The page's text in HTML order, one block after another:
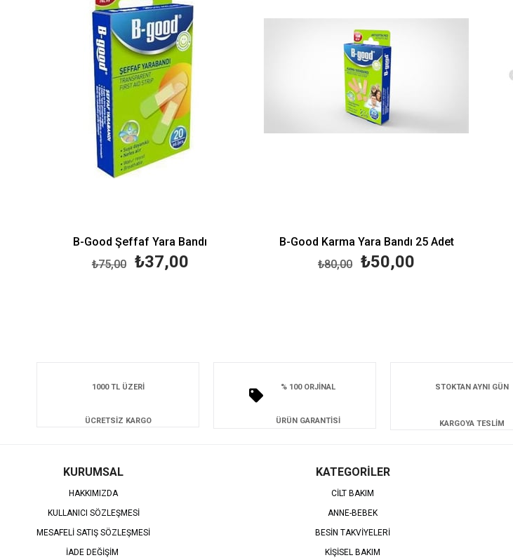
B-Good Şeffaf Yara Bandı
₺37,00
₺75,00
B-Good Karma Yara Bandı 25 Adet
₺50,00
₺80,00
1000 TL ÜZERİ
ÜCRETSİZ KARGO
% 100 ORJİNAL
ÜRÜN GARANTİSİ
STOKTAN AYNI GÜN
KARGOYA TESLİM
KURUMSAL
HAKKIMIZDA
KULLANICI SÖZLEŞMESİ
MESAFELİ SATIŞ SÖZLEŞMESİ
İADE DEĞİŞİM
KATEGORİLER
CİLT BAKIM
ANNE-BEBEK
BESİN TAKVİYELERİ
KİŞİSEL BAKIM